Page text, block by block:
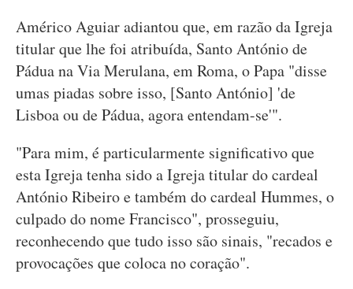
Américo Aguiar adiantou que, em razão da Igreja
titular que lhe foi atribuída, Santo António de
Pádua na Via Merulana, em Roma, o Papa "disse
umas piadas sobre isso, [Santo António] 'de
Lisboa ou de Pádua, agora entendam-se'".
"Para mim, é particularmente significativo que
esta Igreja tenha sido a Igreja titular do cardeal
António Ribeiro e também do cardeal Hummes, o
culpado do nome Francisco", prosseguiu,
reconhecendo que tudo isso são sinais, "recados e
provocações que coloca no coração".